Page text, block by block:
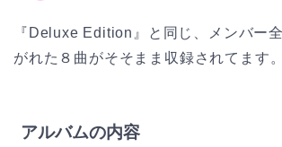
『Deluxe Edition』と同じ、メンバー
がれた８曲がそそまま収録されてます。
アルバムの内容